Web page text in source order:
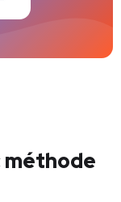
méthode